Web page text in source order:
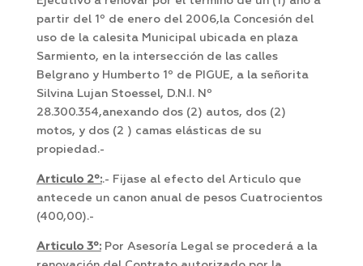
partir del 1º de enero del 2006,la Concesión del
uso de la calesita Municipal ubicada en plaza
Sarmiento, en la intersección de las calles
Belgrano y Humberto 1º de PIGUE, a la señorita
Silvina Lujan Stoessel, D.N.I. Nº
28.300.354,anexando dos (2) autos, dos (2)
motos, y dos (2 ) camas elásticas de su
propiedad.-
Articulo 2º:.- Fijase al efecto del Articulo que
antecede un canon anual de pesos Cuatrocientos
(400,00).-
Articulo 3º:Por Asesoría Legal se procederá a la